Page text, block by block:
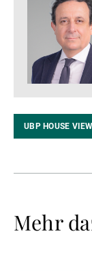
UBP HOUSE VIEW
Mehr